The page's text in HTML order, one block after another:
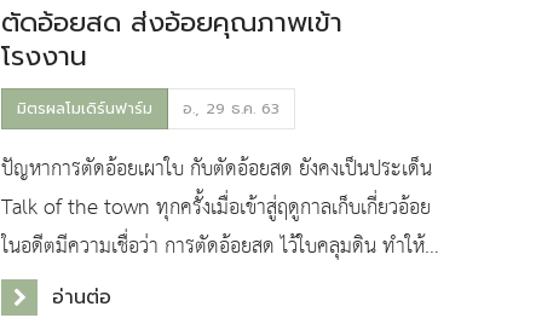
ตัดอ้อยสด ส่งอ้อยคุณภาพเข้า
โรงงาน
มิตรผลโมเดิร์นฟาร์ม อ., 29 ธ.ค. 63
ปัญหาการตัดอ้อยเผาใบ กับตัดอ้อยสด ยังคงเป็นประเด็น
Talk of the town ทุกครั้งเมื่อเข้าสู่ฤดูกาลเก็บเกี่ยวอ้อย
ในอดีตมีความเชื่อว่า การตัดอ้อยสด ไว้ใบคลุมดิน ทำให้
อ้อยแตกหน่อน้อย มีจำนวนลำน้อย ลำอ้อยมีข
อ่านต่อ